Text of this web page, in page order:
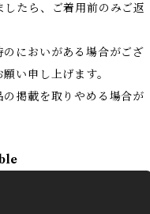
たら、ご着用前のみご返
においがある場合がござ
い申し上げます。
掲載を取りやめる場合が